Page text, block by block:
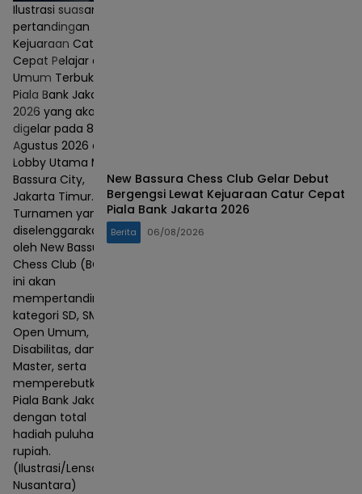
Ilustrasi suasana
pertandingan
Kejuaraan Catur
Cepat Pelajar dan
Umum Terbuka
Piala Bank Jakarta
2026 yang akan
digelar pada 8–9
Agustus 2026 di
Lobby Utama Mall
Bassura City,
Jakarta Timur.
Turnamen yang
diselenggarakan
oleh New Bassura
Chess Club (BCC)
ini akan
mempertandingkan
kategori SD, SMP,
Open Umum,
Disabilitas, dan
Master, serta
memperebutkan
Piala Bank Jakarta
dengan total
hadiah puluhan juta
rupiah.
(Ilustrasi/Lensa
Nusantara)
New Bassura Chess Club Gelar Debut
Bergengsi Lewat Kejuaraan Catur Cepat
Piala Bank Jakarta 2026
Berita 06/08/2026